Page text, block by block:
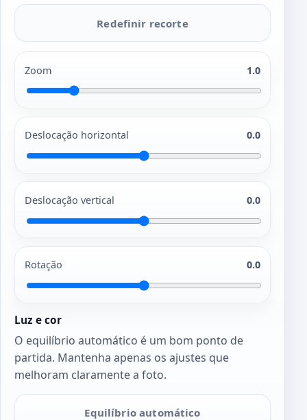
Redefinir recorte
Zoom 1.0
Deslocação horizontal 0.0
Deslocação vertical 0.0
Rotação 0.0
Luz e cor
O equilíbrio automático é um bom ponto de
partida. Mantenha apenas os ajustes que
melhoram claramente a foto.
Equilíbrio automático